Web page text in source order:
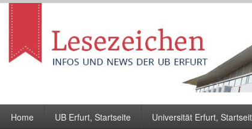
Lesezeichen
Infos und News der UB Erfurt
Home UB Erfurt, Startseite Universität Erfurt,